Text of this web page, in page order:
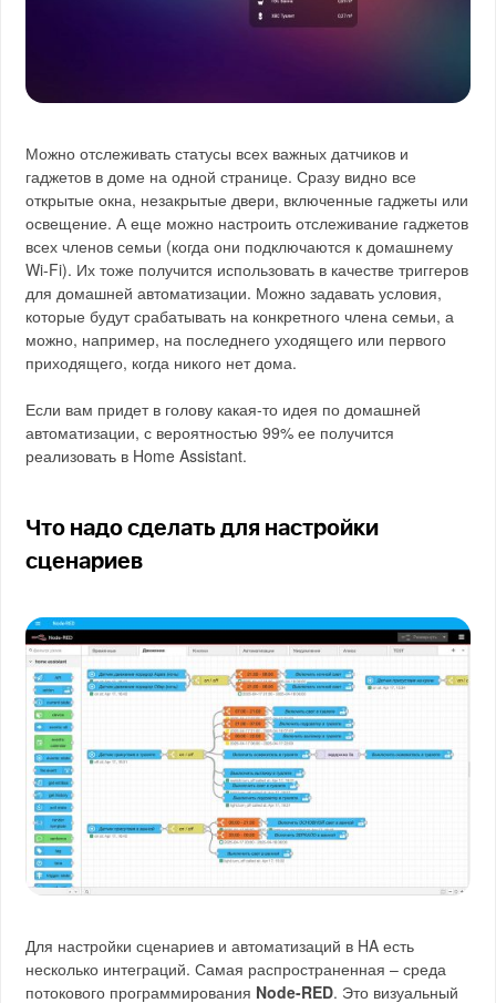
Можно отслеживать статусы всех важных датчиков и
гаджетов в доме на одной странице. Сразу видно все
открытые окна, незакрытые двери, включенные гаджеты или
освещение. А еще можно настроить отслеживание гаджетов
всех членов семьи (когда они подключаются к домашнему
Wi-Fi). Их тоже получится использовать в качестве триггеров
для домашней автоматизации. Можно задавать условия,
которые будут срабатывать на конкретного члена семьи, а
можно, например, на последнего уходящего или первого
приходящего, когда никого нет дома.
Если вам придет в голову какая-то идея по домашней
автоматизации, с вероятностью 99% ее получится
реализовать в Home Assistant.
Что надо сделать для настройки
сценариев
Для настройки сценариев и автоматизаций в HA есть
несколько интеграций. Самая распространенная – среда
потокового программирования Node-RED. Это визуальный